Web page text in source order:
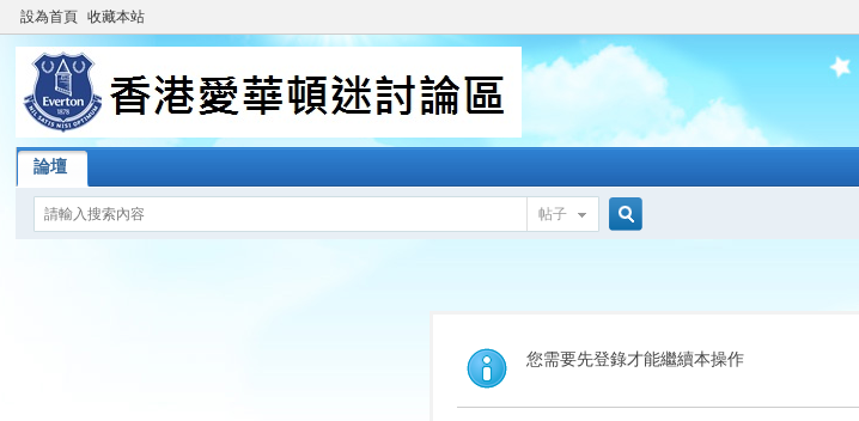
設為首頁 收藏本站
論壇
帖子
索
您需要先登錄才能繼續本操作